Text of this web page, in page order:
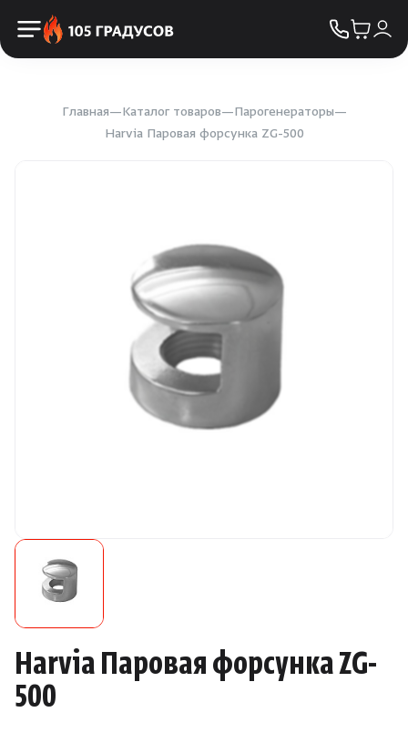
Освещение
Облицовка и порталы
SPA-оборудование
Запчасти
Отопление
Для хаммама
Главная Каталог товаров
Парогенераторы
Harvia Паровая форсунка ZG-500
Harvia Паровая форсунка ZG-
500